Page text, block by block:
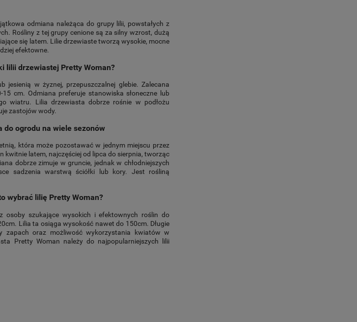
odmiana należąca do grupy lilii, powstałych z
Rośliny z tej grupy cenione są za silny wzrost, dużą
się latem. Lilie drzewiaste tworzą wysokie, mocne
efektowne.
lilii drzewiastej Pretty Woman?
jesienią w żyznej, przepuszczalnej glebie. Zalecana
15 cm. Odmiana preferuje stanowiska słoneczne lub
wiatru. Lilia drzewiasta dobrze rośnie w podłożu
zastojów wody.
do ogrodu na wiele sezonów
która może pozostawać w jednym miejscu przez
kwitnie latem, najczęściej od lipca do sierpnia, tworząc
dobrze zimuje w gruncie, jednak w chłodniejszych
sadzenia warstwą ściółki lub kory. Jest rośliną
wybrać lilię Pretty Woman?
osoby szukające wysokich i efektownych roślin do
Lilia ta osiąga wysokość nawet do 150cm. Długie
zapach oraz możliwość wykorzystania kwiatów w
Pretty Woman należy do najpopularniejszych lilii